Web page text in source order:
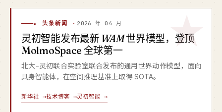
★ 头条新闻 · 2026 年 04 月
灵初智能发布最新 WAM世界模型，登顶
MolmoSpace 全球第一
北大-灵初联合实验室联合发布的通用世界动作模型，面向
具身智能体，在空间推理基准上取得 SOTA。
新华社 →技术博客 →灵初智能 →